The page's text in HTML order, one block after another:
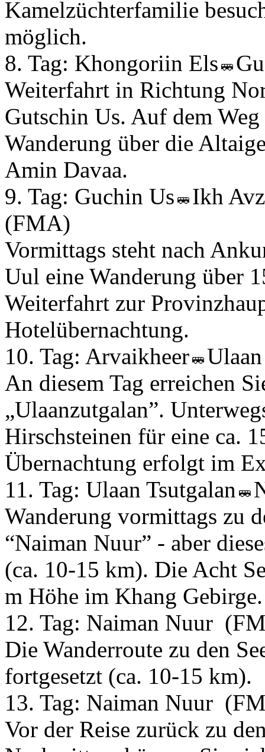
Kamelzüchterfamilie
möglich.
8. Tag: Khongoriin Els
Weiterfahrt in Richtung
Gutschin Us. Auf dem
Wanderung über die
Amin Davaa.
9. Tag: Guchin Us
Ikh
(FMA)
Vormittags steht nach
Uul eine Wanderung über
Weiterfahrt zur
Hotelübernachtung.
10. Tag: Arvaikheer
An diesem Tag erreichen
„Ulaanzutgalan”.
Hirschsteinen für eine ca.
Übernachtung erfolgt im
11. Tag: Ulaan Tsutgalan
Wanderung vormittags zu
“Naiman Nuur” - aber
(ca. 10-15 km). Die Acht
m Höhe im Khang
12. Tag: Naiman Nuur
Die Wanderroute zu den
fortgesetzt (ca. 10-15 km).
13. Tag: Naiman Nuur
Vor der Reise zurück zu